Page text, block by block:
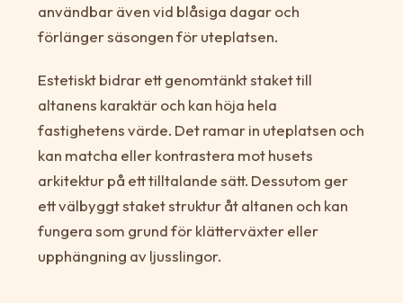
användbar även vid blåsiga dagar och
förlänger säsongen för uteplatsen.
Estetiskt bidrar ett genomtänkt staket till
altanens karaktär och kan höja hela
fastighetens värde. Det ramar in uteplatsen och
kan matcha eller kontrastera mot husets
arkitektur på ett tilltalande sätt. Dessutom ger
ett välbyggt staket struktur åt altanen och kan
fungera som grund för klätterväxter eller
upphängning av ljusslingor.